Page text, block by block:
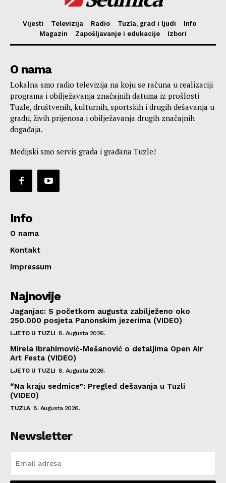
Vijesti Televizija Radio Tuzla, grad i ljudi
Info
Magazin
Zapošljavanje i edukacije Izbori
O nama
Lokalna smo radio televizija na koju se računa u realizaciji
programa i obilježavanja značajnih datuma iz prošlosti
Tuzle, društvenih, kulturnih, sportskih i drugih dešavanja u
gradu, živih prijenosa i obilježavanja drugih značajnih
događaja.
Medijski smo servis grada i građana Tuzle!
Info
O nama
Kontakt
Impressum
Najnovije
Jaganjac: S početkom augusta zabilježeno oko
250.000 posjeta Panonskim jezerima (VIDEO)
LJETO U TUZLI 8. Augusta 2026.
Mirela Ibrahimović-Mešanović o detaljima Open Air
Art Festa (VIDEO)
LJETO U TUZLI 8. Augusta 2026.
“Na kraju sedmice”: Pregled dešavanja u Tuzli
(VIDEO)
TUZLA 8. Augusta 2026.
Newsletter